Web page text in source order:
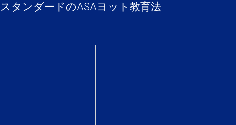
タンダードのASAヨット教育法